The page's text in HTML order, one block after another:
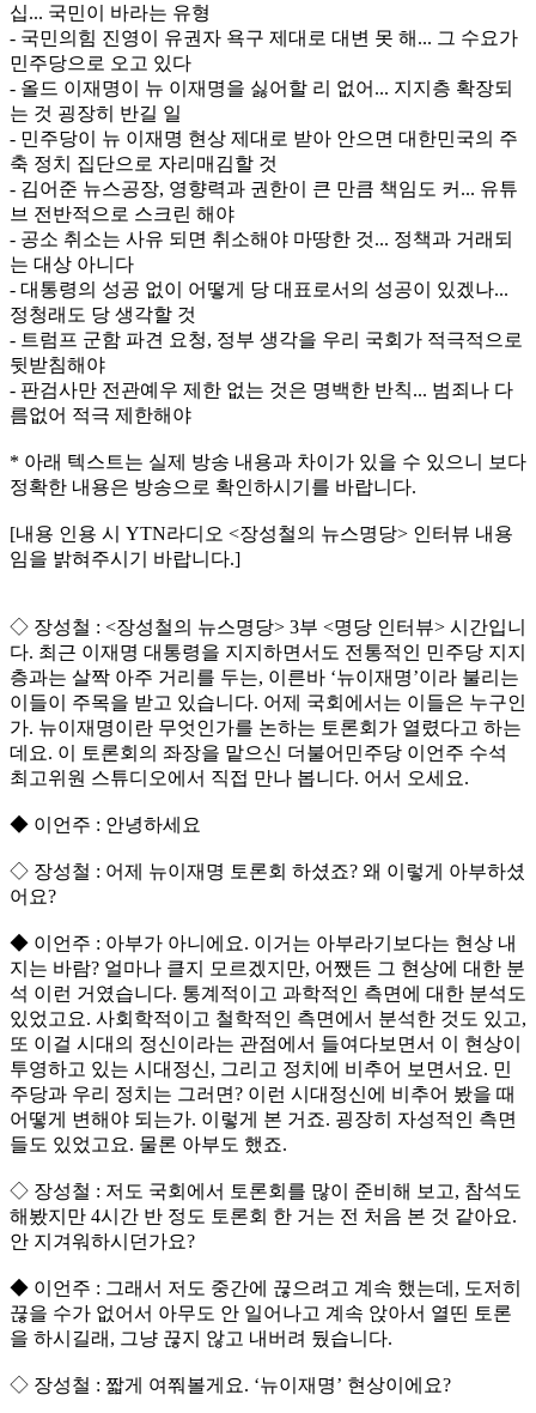
십... 국민이 바라는 유형
- 국민의힘 진영이 유권자 욕구 제대로 대변 못 해... 그 수요가
민주당으로 오고 있다
- 올드 이재명이 뉴 이재명을 싫어할 리 없어... 지지층 확장되
는 것 굉장히 반길 일
- 민주당이 뉴 이재명 현상 제대로 받아 안으면 대한민국의 주
축 정치 집단으로 자리매김할 것
- 김어준 뉴스공장, 영향력과 권한이 큰 만큼 책임도 커... 유튜
브 전반적으로 스크린 해야
- 공소 취소는 사유 되면 취소해야 마땅한 것... 정책과 거래되
는 대상 아니다
- 대통령의 성공 없이 어떻게 당 대표로서의 성공이 있겠나...
정청래도 당 생각할 것
- 트럼프 군함 파견 요청, 정부 생각을 우리 국회가 적극적으로
뒷받침해야
- 판검사만 전관예우 제한 없는 것은 명백한 반칙... 범죄나 다
름없어 적극 제한해야
* 아래 텍스트는 실제 방송 내용과 차이가 있을 수 있으니 보다
정확한 내용은 방송으로 확인하시기를 바랍니다.
[내용 인용 시 YTN라디오 <장성철의 뉴스명당> 인터뷰 내용
임을 밝혀주시기 바랍니다.]
◇ 장성철 : <장성철의 뉴스명당> 3부 <명당 인터뷰> 시간입니
다. 최근 이재명 대통령을 지지하면서도 전통적인 민주당 지지
층과는 살짝 아주 거리를 두는, 이른바 ‘뉴이재명’이라 불리는
이들이 주목을 받고 있습니다. 어제 국회에서는 이들은 누구인
가. 뉴이재명이란 무엇인가를 논하는 토론회가 열렸다고 하는
데요. 이 토론회의 좌장을 맡으신 더불어민주당 이언주 수석
최고위원 스튜디오에서 직접 만나 봅니다. 어서 오세요.
◆ 이언주 : 안녕하세요
◇ 장성철 : 어제 뉴이재명 토론회 하셨죠? 왜 이렇게 아부하셨
어요?
◆ 이언주 : 아부가 아니에요. 이거는 아부라기보다는 현상 내
지는 바람? 얼마나 클지 모르겠지만, 어쨌든 그 현상에 대한 분
석 이런 거였습니다. 통계적이고 과학적인 측면에 대한 분석도
있었고요. 사회학적이고 철학적인 측면에서 분석한 것도 있고,
또 이걸 시대의 정신이라는 관점에서 들여다보면서 이 현상이
투영하고 있는 시대정신, 그리고 정치에 비추어 보면서요. 민
주당과 우리 정치는 그러면? 이런 시대정신에 비추어 봤을 때
어떻게 변해야 되는가. 이렇게 본 거죠. 굉장히 자성적인 측면
들도 있었고요. 물론 아부도 했죠.
◇ 장성철 : 저도 국회에서 토론회를 많이 준비해 보고, 참석도
해봤지만 4시간 반 정도 토론회 한 거는 전 처음 본 것 같아요.
안 지겨워하시던가요?
◆ 이언주 : 그래서 저도 중간에 끊으려고 계속 했는데, 도저히
끊을 수가 없어서 아무도 안 일어나고 계속 앉아서 열띤 토론
을 하시길래, 그냥 끊지 않고 내버려 뒀습니다.
◇ 장성철 : 짧게 여쭤볼게요. ‘뉴이재명’ 현상이에요?